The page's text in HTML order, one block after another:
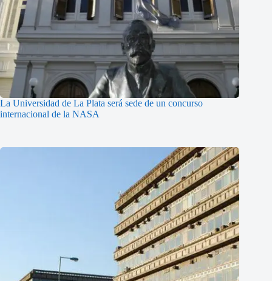
La Universidad de La Plata será sede de un concurso
internacional de la NASA